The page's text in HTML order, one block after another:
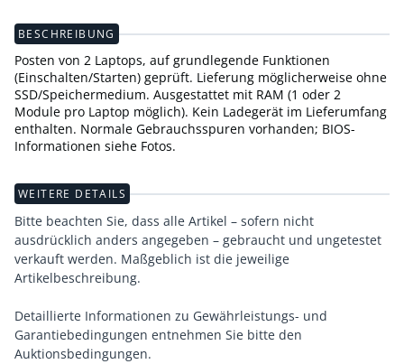
BESCHREIBUNG
Posten von 2 Laptops, auf grundlegende Funktionen
(Einschalten/Starten) geprüft. Lieferung möglicherweise ohne
SSD/Speichermedium. Ausgestattet mit RAM (1 oder 2
Module pro Laptop möglich). Kein Ladegerät im Lieferumfang
enthalten. Normale Gebrauchsspuren vorhanden; BIOS-
Informationen siehe Fotos.
WEITERE DETAILS
Bitte beachten Sie, dass alle Artikel – sofern nicht
ausdrücklich anders angegeben – gebraucht und ungetestet
verkauft werden. Maßgeblich ist die jeweilige
Artikelbeschreibung.
Detaillierte Informationen zu Gewährleistungs- und
Garantiebedingungen entnehmen Sie bitte den
Auktionsbedingungen.